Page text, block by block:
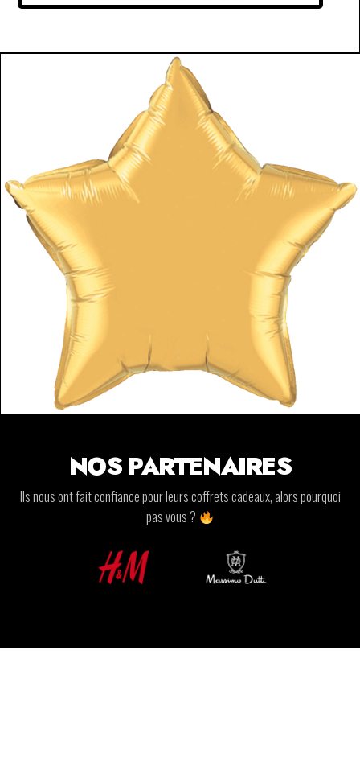
NOS PARTENAIRES
Ils nous ont fait confiance pour leurs coffrets cadeaux, alors pourquoi
pas vous ?